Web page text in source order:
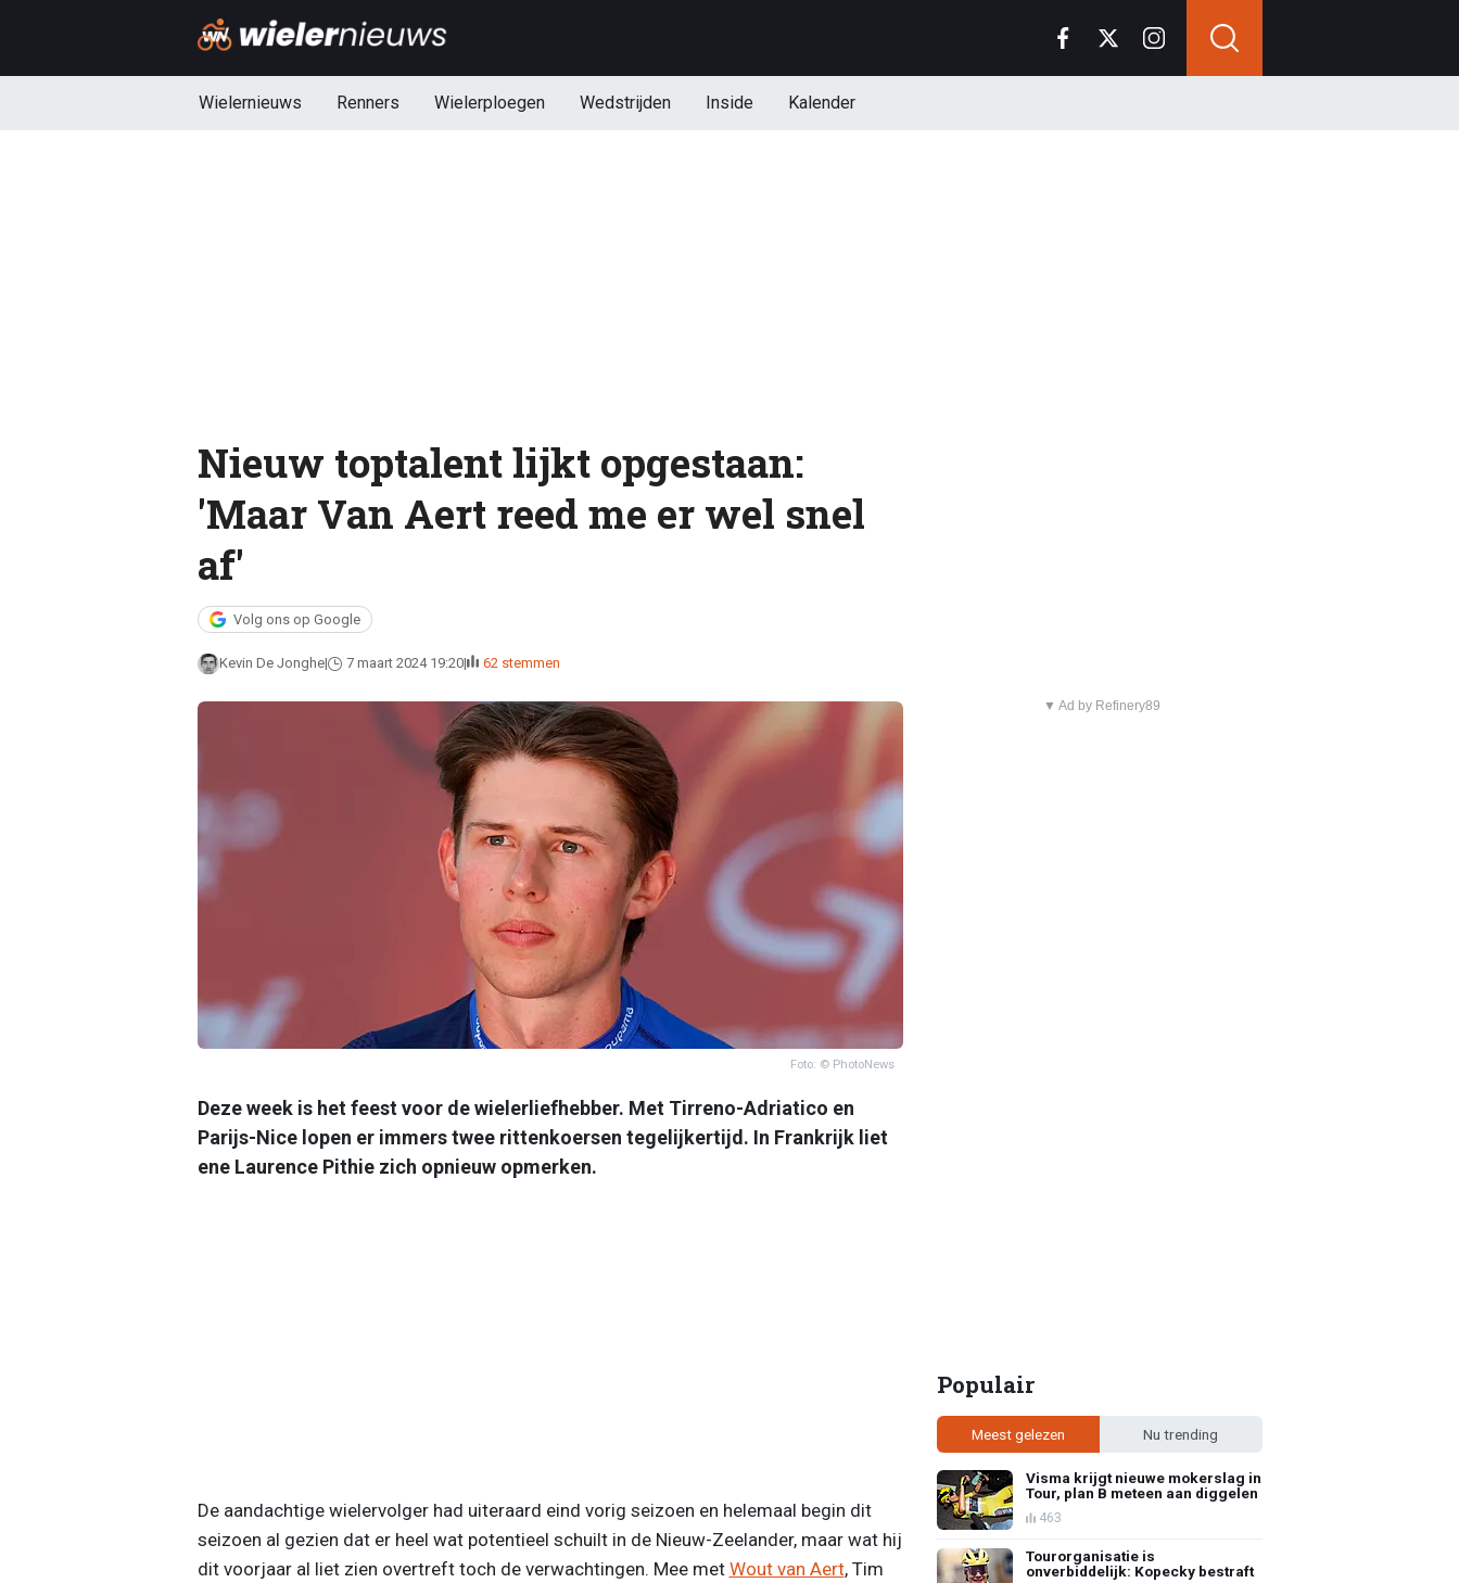
Wielernieuws Renners Wielerploegen Wedstrijden Inside Kalender
Nieuw toptalent lijkt opgestaan:
'Maar Van Aert reed me er wel snel
af'
Volg ons op Google
Kevin De Jonghe 7 maart 2024 19:20 62 stemmen
Foto: © PhotoNews
Deze week is het feest voor de wielerliefhebber. Met Tirreno-Adriatico en
Parijs-Nice lopen er immers twee rittenkoersen tegelijkertijd. In Frankrijk liet
ene Laurence Pithie zich opnieuw opmerken.
De aandachtige wielervolger had uiteraard eind vorig seizoen en helemaal begin dit
seizoen al gezien dat er heel wat potentieel schuilt in de Nieuw-Zeelander, maar wat hij
dit voorjaar al liet zien overtreft toch de verwachtingen. Mee met Wout van Aert, Tim
▼ Ad by Refinery89
Populair
Meest gelezen Nu trending
Visma krijgt nieuwe mokerslag in
Tour, plan B meteen aan diggelen
463
Tourorganisatie is
onverbiddelijk: Kopecky bestraft